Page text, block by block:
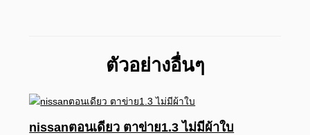
ตัวอย่างอื่นๆ
nissanตอนเดียว ตาข่าย1.3 ไม่มีผ้าใบ